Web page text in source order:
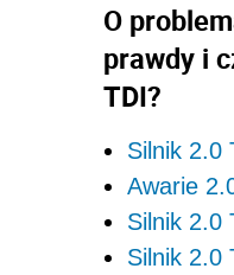
O
prawdy i
TDI?
Silnik 2.0
Awarie
Silnik 2.0
Silnik 2.0